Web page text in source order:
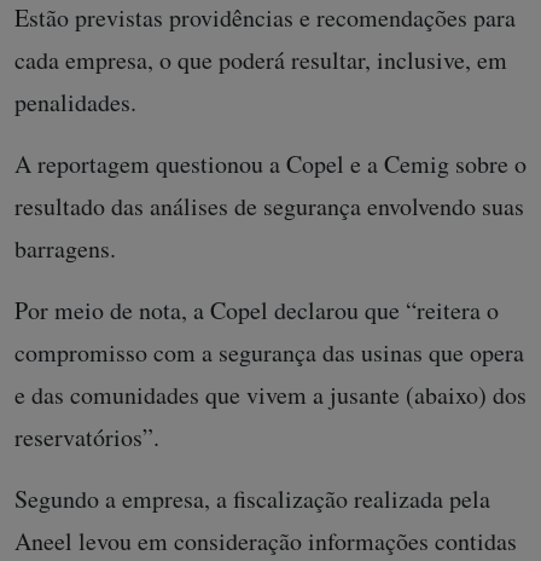
Estão previstas providências e recomendações para
cada empresa, o que poderá resultar, inclusive, em
penalidades.
A reportagem questionou a Copel e a Cemig sobre o
resultado das análises de segurança envolvendo suas
barragens.
Por meio de nota, a Copel declarou que “reitera o
compromisso com a segurança das usinas que opera
e das comunidades que vivem a jusante (abaixo) dos
reservatórios”.
Segundo a empresa, a fiscalização realizada pela
Aneel levou em consideração informações contidas